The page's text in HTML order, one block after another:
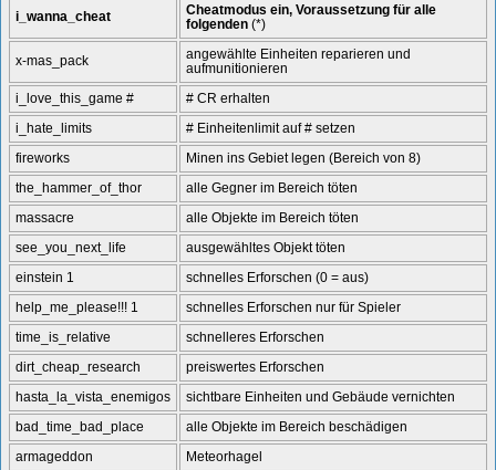
i_wanna_cheat
Cheatmodus ein, Voraussetzung für alle
folgenden (*)
x-mas_pack
angewählte Einheiten reparieren und
aufmunitionieren
i_love_this_game #
# CR erhalten
i_hate_limits
# Einheitenlimit auf # setzen
fireworks
Minen ins Gebiet legen (Bereich von 8)
the_hammer_of_thor
alle Gegner im Bereich töten
massacre
alle Objekte im Bereich töten
see_you_next_life
ausgewähltes Objekt töten
einstein 1
schnelles Erforschen (0 = aus)
help_me_please!!! 1
schnelles Erforschen nur für Spieler
time_is_relative
schnelleres Erforschen
dirt_cheap_research
preiswertes Erforschen
hasta_la_vista_enemigos
sichtbare Einheiten und Gebäude vernichten
bad_time_bad_place
alle Objekte im Bereich beschädigen
armageddon
Meteorhagel